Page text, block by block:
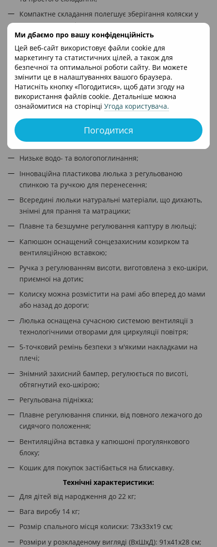
Ми дбаємо про вашу конфіденційність
Цей веб-сайт використовує файли cookie для
маркетингу та статистичних цілей, а також для
безпечної та оптимальної роботи сайту. Ви можете
змінити це в налаштуваннях вашого браузера.
Натисніть кнопку «Погодитися», щоб дати згоду на
використання файлів cookie. Детальніше можна
ознайомитися на сторінці Угода користувача.
Погодитися
Компактне складання полегшує зберігання коляски у
невеликих приміщеннях;
Легкий та швидкий спосіб кріплення модулів на рамі;
Великі гелеві колеса із системою ANTI SHOCK;
Поворотні колеса можна легко заблокувати або
розблокувати;
Регульований амортизаційний механізм;
Протиударна система "антишок" на передніх колесах;
Центральне гальмо ергономічної форми на задній осі;
Люлька має тепло- та звукоізоляційні властивості;
Низьке водо- та вологопоглинання;
Інноваційна пластикова люлька з регульованою
спинкою та ручкою для перенесення;
Всередині люльки натуральні матеріали, що дихають,
знімні для прання та матрацики;
Плавне та безшумне регулювання каптуру в люльці;
Капюшон оснащений сонцезахисним козирком та
вентиляційною вставкою;
Ручка з регулюванням висоти, виготовлена ​​з еко-шкіри,
приємної на дотик;
Колиску можна розмістити на рамі або вперед до мами
або назад до дороги;
Люлька оснащена сучасною системою вентиляції з
технологічними отворами для циркуляції повітря;
5-точковий ремінь безпеки з м'якими накладками на
плечі;
Знімний захисний бампер, регулюється по висоті,
обтягнутий еко-шкірою;
Регульована підніжка;
Плавне регулювання спинки, від повного лежачого до
сидячого положення;
Вентиляційна вставка у капюшоні прогулянкового
блоку;
Кошик для покупок застібається на блискавку.
Технічні характеристики:
Для дітей від народження до 22 кг;
Вага виробу 14 кг;
Розмір спального місця колиски: 73х33х19 см;
Розміри у розкладеному вигляді (ВхШхД): 91x41x28 см;